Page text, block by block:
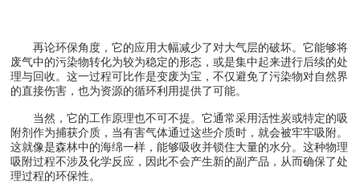
再论环保角度，它的应用大幅减少了对大气层的破坏。它能够将
废气中的污染物转化为较为稳定的形态，或是集中起来进行后续的处
理与回收。这一过程可比作是变废为宝，不仅避免了污染物对自然界
的直接伤害，也为资源的循环利用提供了可能。
当然，它的工作原理也不可不提。它通常采用活性炭或特定的吸
附剂作为捕获介质，当有害气体通过这些介质时，就会被牢牢吸附。
这就像是森林中的海绵一样，能够吸收并锁住大量的水分。这种物理
吸附过程不涉及化学反应，因此不会产生新的副产品，从而确保了处
理过程的环保性。